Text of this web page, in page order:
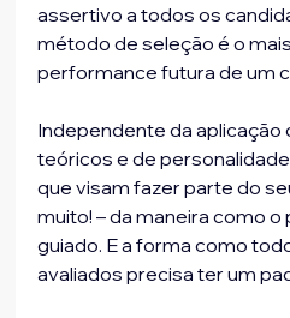
assertivo a todos os
método de seleção é o
performance futura de um
Independente da
teóricos e de
que visam fazer parte do
muito! – da maneira como
guiado. E a forma como
avaliados precisa ter um